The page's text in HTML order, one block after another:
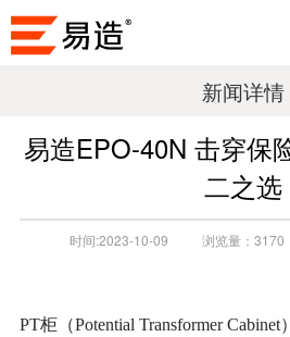
新闻详情
易造EPO-40N 击穿保
二之选
时间:2023-10-09 浏览量： 3170
PT柜（Potential Transformer